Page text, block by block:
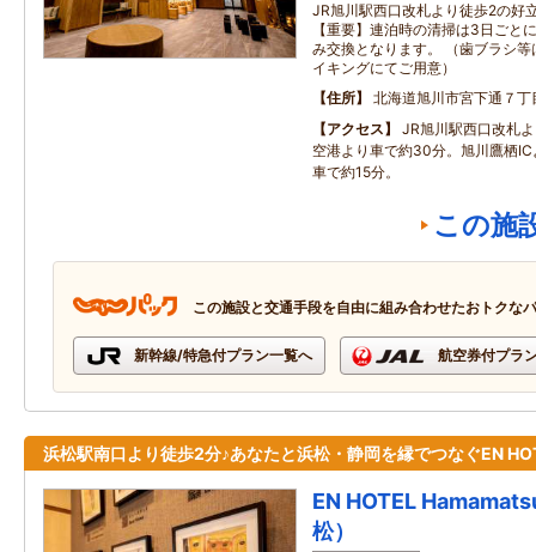
JR旭川駅西口改札より徒歩2の好
【重要】連泊時の清掃は3日ごと
み交換となります。 （歯ブラシ
イキングにてご用意）
住所
北海道旭川市宮下通７丁
アクセス
JR旭川駅西口改札
空港より車で約30分。旭川鷹栖
車で約15分。
この施
この施設と交通手段を自由に組み合わせたおトクな
新幹線/特急付プラン一覧へ 航空券付プラ
浜松駅南口より徒歩2分♪あなたと浜松・静岡を縁でつなぐEN
EN HOTEL
松）